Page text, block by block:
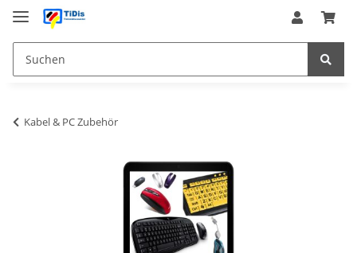
Kabel & PC Zubehör